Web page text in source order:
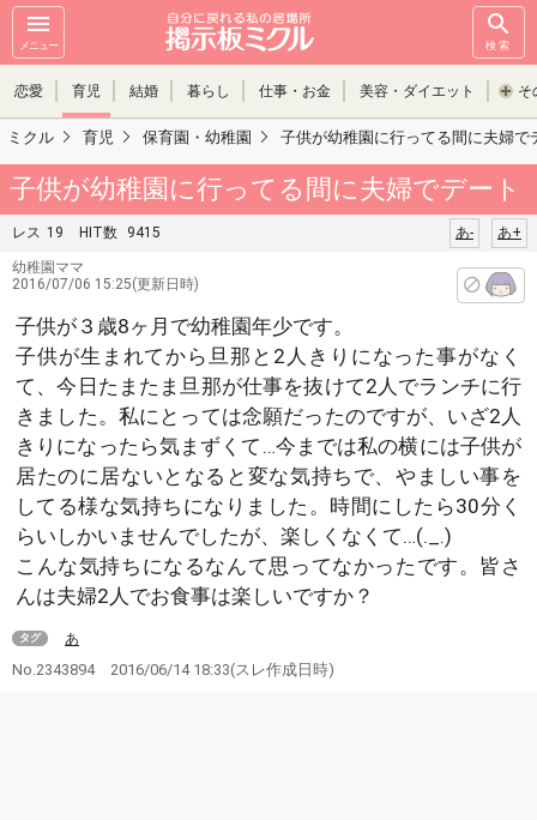
メニュー 検索
恋愛 育児 結婚 暮らし 仕事・お金 美容・ダイエット そ
ミクル 育児 保育園・幼稚園 子供が幼稚園に行ってる間に夫婦で
子供が幼稚園に行ってる間に夫婦でデート
レス 19 HIT数 9415 あ+
あ-
幼稚園ママ
2016/07/06 15:25(更新日時)
子供が３歳8ヶ月で幼稚園年少です。
子供が生まれてから旦那と2人きりになった事がなく
て、今日たまたま旦那が仕事を抜けて2人でランチに行
きました。私にとっては念願だったのですが、いざ2人
きりになったら気まずくて…今までは私の横には子供が
居たのに居ないとなると変な気持ちで、やましい事を
してる様な気持ちになりました。時間にしたら30分く
らいしかいませんでしたが、楽しくなくて…(._.)
こんな気持ちになるなんて思ってなかったです。皆さ
んは夫婦2人でお食事は楽しいですか？
タグ あ
No.2343894 2016/06/14 18:33(スレ作成日時)